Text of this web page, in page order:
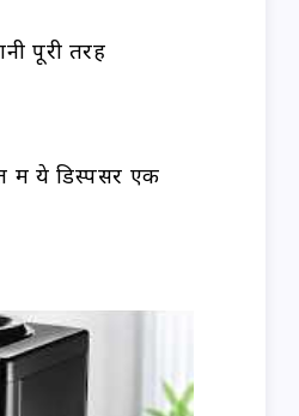
पूरी तरह
में ये डिस्पेंसर एक